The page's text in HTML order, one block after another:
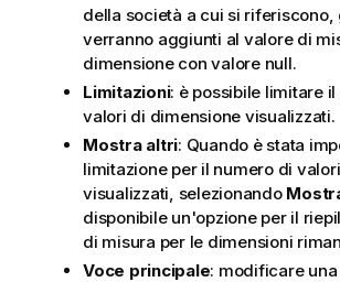
della società a cui si riferiscono,
verranno aggiunti al valore di
dimensione con valore null.
Limitazioni: è possibile limitare
valori di dimensione visualizzati.
Mostra altri: Quando è stata
limitazione per il numero di
visualizzati, selezionando
disponibile un'opzione per il
di misura per le dimensioni
Voce principale: modificare